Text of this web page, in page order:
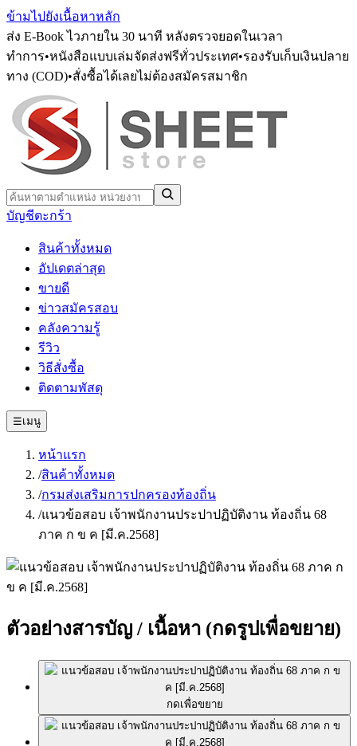
ข้ามไปยังเนื้อหาหลัก
ส่ง E-Book ไวภายใน 30 นาที หลังตรวจยอดในเวลา
ทำการ•หนังสือแบบเล่มจัดส่งฟรีทั่วประเทศ•รองรับเก็บเงินปลาย
ทาง (COD)•สั่งซื้อได้เลยไม่ต้องสมัครสมาชิก
บัญชีตะกร้า
สินค้าทั้งหมด
อัปเดตล่าสุด
ขายดี
ข่าวสมัครสอบ
คลังความรู้
รีวิว
วิธีสั่งซื้อ
ติดตามพัสดุ
☰เมนู
หน้าแรก
/สินค้าทั้งหมด
/กรมส่งเสริมการปกครองท้องถิ่น
/แนวข้อสอบ เจ้าพนักงานประปาปฏิบัติงาน ท้องถิ่น 68
ภาค ก ข ค [มี.ค.2568]
ตัวอย่างสารบัญ / เนื้อหา (กดรูปเพื่อขยาย)
กดเพื่อขยาย